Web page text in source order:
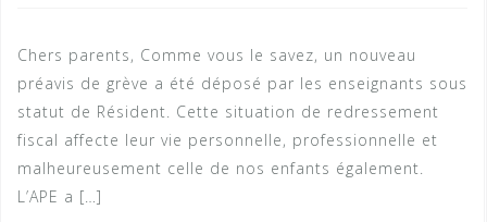
Chers parents, Comme vous le savez, un nouveau
préavis de grève a été déposé par les enseignants sous
statut de Résident. Cette situation de redressement
fiscal affecte leur vie personnelle, professionnelle et
malheureusement celle de nos enfants également.
L’APE a […]